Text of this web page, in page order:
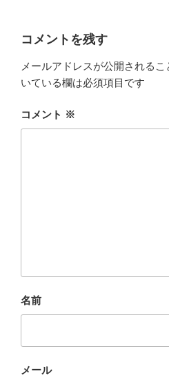
コメントを残す
メールアドレスが公開されるこ
いている欄は必須項目です
コメント ※
名前
メール